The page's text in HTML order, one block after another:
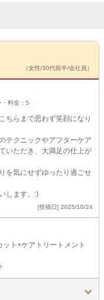
（女性/30代前半/会社員）
・料金： 5
ちらまで思わず笑顔になり
テクニックやアフターケア
いただき、大満足の仕上が
を気にせずゆったり過ごせ
します。:)
[投稿日] 2025/10/24
ト+ケアトリートメント